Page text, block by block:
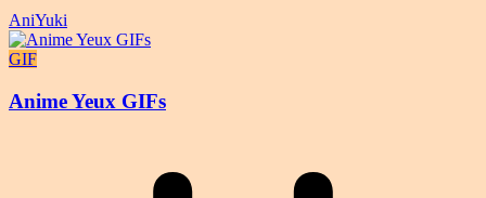
AniYuki
GIF
Anime Yeux GIFs